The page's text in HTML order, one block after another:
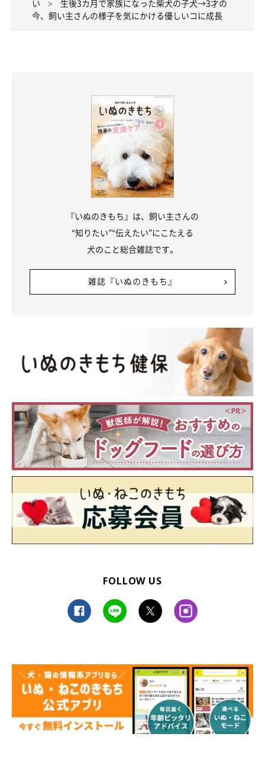
い
生後3カ月で家族になった柴犬の子犬→3才の
今、飼い主さんの様子を気にかける優しいコに成長
『いぬのきもち』は、飼い主さんの
“知りたい”“伝えたい”にこたえる
犬のこと総合雑誌です。
雑誌『いぬのきもち』
FOLLOW US